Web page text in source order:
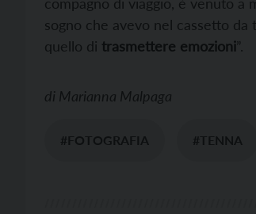
sogno che avevo nel cassetto
quello di trasmettere emozioni”.
di Marianna Malpaga
#FOTOGRAFIA #TENNA